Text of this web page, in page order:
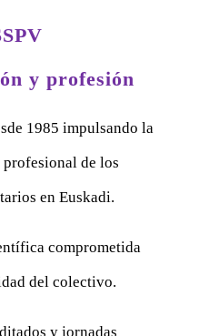
y profesión
1985 impulsando la
de los
en Euskadi.
comprometida
del colectivo.
y jornadas